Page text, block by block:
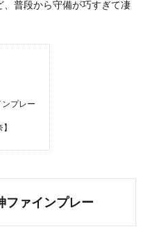
普段から守備が巧すぎて凄
プレー
ファインプレー